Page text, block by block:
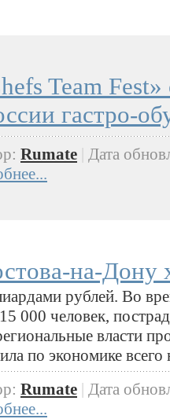
Team
гастро-
Rumate
Дата
на-Дону
рублей. Во
000 человек,
власти
по экономике
Rumate | Дата